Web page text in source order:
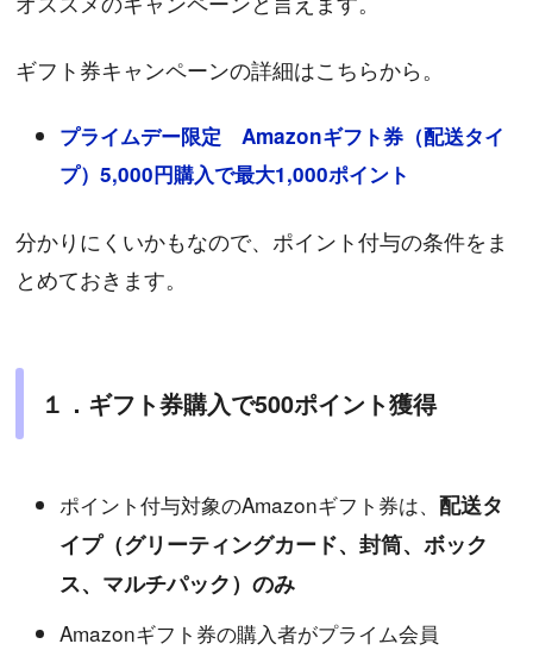
ギフト券キャンペーンの詳細はこちらから。
プライムデー限定 Amazonギフト券（配送タイ
プ）5,000円購入で最大1,000ポイント
分かりにくいかもなので、ポイント付与の条件をま
とめておきます。
１．ギフト券購入で500ポイント獲得
ポイント付与対象のAmazonギフト券は、配送タ
イプ（グリーティングカード、封筒、ボック
ス、マルチパック）のみ
Amazonギフト券の購入者がプライム会員